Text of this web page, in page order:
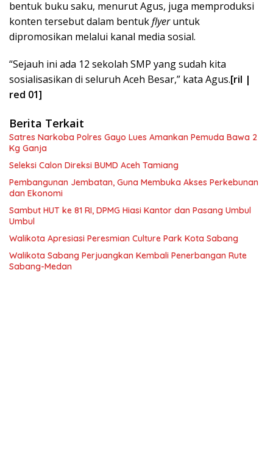
bentuk buku saku, menurut Agus, juga memproduksi
konten tersebut dalam bentukflyeruntuk
dipromosikan melalui kanal media sosial.
“Sejauh ini ada 12 sekolah SMP yang sudah kita
sosialisasikan di seluruh Aceh Besar,” kata Agus.[ril |
red 01]
Berita Terkait
Satres Narkoba Polres Gayo Lues Amankan Pemuda Bawa 2
Kg Ganja
Seleksi Calon Direksi BUMD Aceh Tamiang
Pembangunan Jembatan, Guna Membuka Akses Perkebunan
dan Ekonomi
Sambut HUT ke 81 RI, DPMG Hiasi Kantor dan Pasang Umbul
Umbul
Walikota Apresiasi Peresmian Culture Park Kota Sabang
Walikota Sabang Perjuangkan Kembali Penerbangan Rute
Sabang-Medan